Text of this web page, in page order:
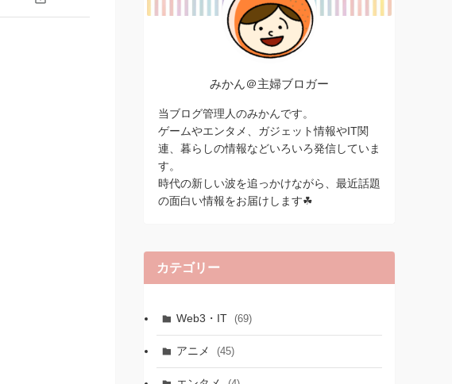
みかん＠主婦ブロガー
当ブログ管理人のみかんです。
ゲームやエンタメ、ガジェット情報やIT関
連、暮らしの情報などいろいろ発信していま
す。
時代の新しい波を追っかけながら、最近話題
の面白い情報をお届けします☘
カテゴリー
Web3・IT (69)
アニメ (45)